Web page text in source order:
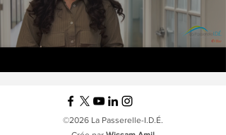
©2026 La Passerelle-I.D.É.